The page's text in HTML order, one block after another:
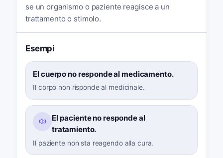
se un organismo o paziente reagisce a un
trattamento o stimolo.
Esempi
El cuerpo no responde al medicamento.
Il corpo non risponde al medicinale.
El paciente no responde al
tratamiento.
Il paziente non sta reagendo alla cura.